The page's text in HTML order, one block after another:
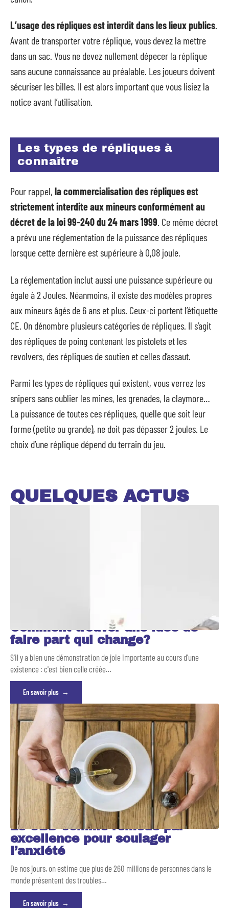
L’usage des répliques est interdit dans les lieux publics.
Avant de transporter votre réplique, vous devez la mettre
dans un sac. Vous ne devez nullement dépecer la réplique
sans aucune connaissance au préalable. Les joueurs doivent
sécuriser les billes. Il est alors important que vous lisiez la
notice avant l’utilisation.
Les types de répliques à
connaître
Pour rappel, la commercialisation des répliques est
strictement interdite aux mineurs conformément au
décret de la loi 99-240 du 24 mars 1999. Ce même décret
a prévu une réglementation de la puissance des répliques
lorsque cette dernière est supérieure à 0,08 joule.
La réglementation inclut aussi une puissance supérieure ou
égale à 2 Joules. Néanmoins, il existe des modèles propres
aux mineurs âgés de 6 ans et plus. Ceux-ci portent l’étiquette
CE. On dénombre plusieurs catégories de répliques. Il s’agit
des répliques de poing contenant les pistolets et les
revolvers, des répliques de soutien et celles d’assaut.
Parmi les types de répliques qui existent, vous verrez les
snipers sans oublier les mines, les grenades, la claymore…
La puissance de toutes ces répliques, quelle que soit leur
forme (petite ou grande), ne doit pas dépasser 2 joules. Le
choix d’une réplique dépend du terrain du jeu.
QUELQUES ACTUS
Comment trouver une idée de
faire part qui change?
S'il y a bien une démonstration de joie importante au cours d'une
existence : c'est bien celle créée…
En savoir plus
Le CBD comme remède par
excellence pour soulager
l’anxiété
De nos jours, on estime que plus de 260 millions de personnes dans le
monde présentent des troubles…
En savoir plus